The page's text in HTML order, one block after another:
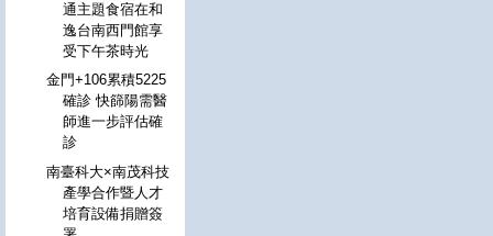
通主題食宿在和
逸台南西門館享
受下午茶時光
金門+106累積5225
確診 快篩陽需醫
師進一步評估確
診
南臺科大×南茂科技
產學合作暨人才
培育設備捐贈簽